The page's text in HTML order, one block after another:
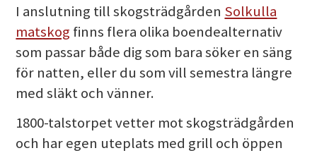
I anslutning till skogsträdgården Solkulla
matskog finns flera olika boendealternativ
som passar både dig som bara söker en säng
för natten, eller du som vill semestra längre
med släkt och vänner.
1800-talstorpet vetter mot skogsträdgården
och har egen uteplats med grill och öppen